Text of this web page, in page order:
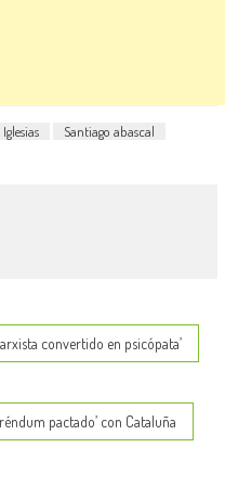
Santiago abascal
convertido en psicópata’
pactado’ con Cataluña